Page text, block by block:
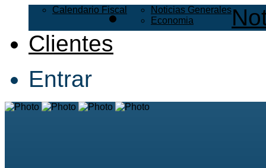
Calendario Fiscal
Noticias Generales
Economia
Clientes
Entrar